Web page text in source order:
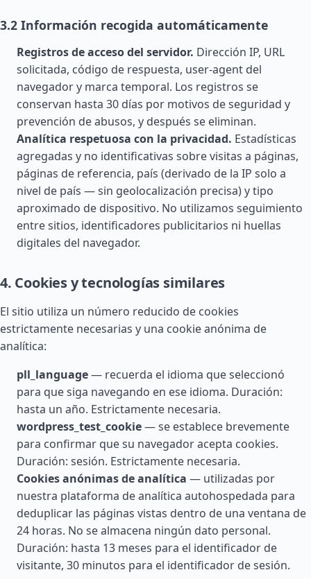
3.2 Información recogida automáticamente
Registros de acceso del servidor. Dirección IP, URL
solicitada, código de respuesta, user-agent del
navegador y marca temporal. Los registros se
conservan hasta 30 días por motivos de seguridad y
prevención de abusos, y después se eliminan.
Analítica respetuosa con la privacidad. Estadísticas
agregadas y no identificativas sobre visitas a páginas,
páginas de referencia, país (derivado de la IP solo a
nivel de país — sin geolocalización precisa) y tipo
aproximado de dispositivo. No utilizamos seguimiento
entre sitios, identificadores publicitarios ni huellas
digitales del navegador.
4. Cookies y tecnologías similares
El sitio utiliza un número reducido de cookies
estrictamente necesarias y una cookie anónima de
analítica:
pll_language— recuerda el idioma que seleccionó
para que siga navegando en ese idioma. Duración:
hasta un año. Estrictamente necesaria.
wordpress_test_cookie— se establece brevemente
para confirmar que su navegador acepta cookies.
Duración: sesión. Estrictamente necesaria.
Cookies anónimas de analítica — utilizadas por
nuestra plataforma de analítica autohospedada para
deduplicar las páginas vistas dentro de una ventana de
24 horas. No se almacena ningún dato personal.
Duración: hasta 13 meses para el identificador de
visitante, 30 minutos para el identificador de sesión.